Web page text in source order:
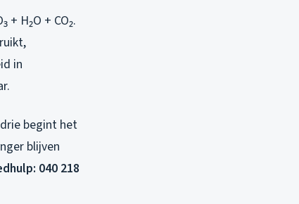
H₂O + CO₂.
in
begint het
blijven
040 218